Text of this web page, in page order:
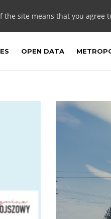
the site means that you agree
OPEN DATA